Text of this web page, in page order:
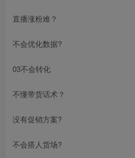
直播涨粉难？
不会优化数据?
03不会转化
不懂带货话术？
没有促销方案?
不会搭人货场?